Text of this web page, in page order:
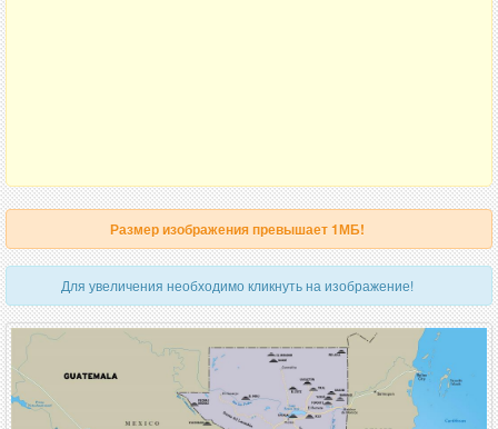
Размер изображения превышает 1МБ!
Для увеличения необходимо кликнуть на изображение!